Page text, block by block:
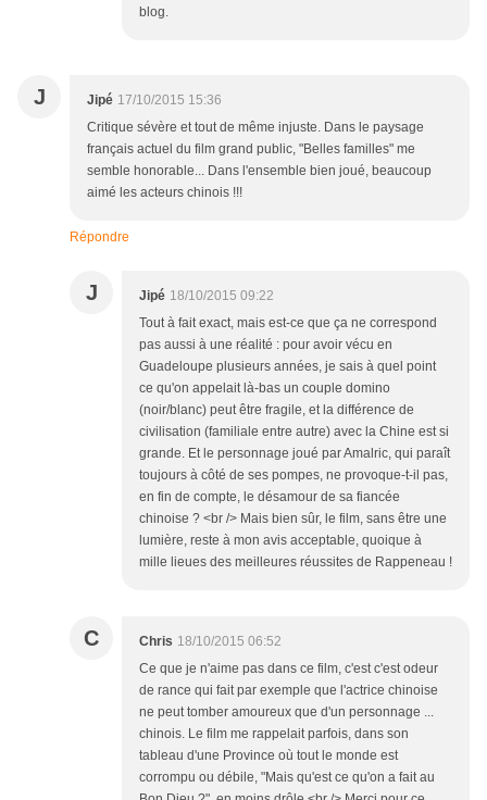
blog.
J Jipé 17/10/2015 15:36
Critique sévère et tout de même injuste. Dans le paysage
français actuel du film grand public, "Belles familles" me
semble honorable... Dans l'ensemble bien joué, beaucoup
aimé les acteurs chinois !!!
Répondre
J Jipé 18/10/2015 09:22
Tout à fait exact, mais est-ce que ça ne correspond
pas aussi à une réalité : pour avoir vécu en
Guadeloupe plusieurs années, je sais à quel point
ce qu'on appelait là-bas un couple domino
(noir/blanc) peut être fragile, et la différence de
civilisation (familiale entre autre) avec la Chine est si
grande. Et le personnage joué par Amalric, qui paraît
toujours à côté de ses pompes, ne provoque-t-il pas,
en fin de compte, le désamour de sa fiancée
chinoise ? <br /> Mais bien sûr, le film, sans être une
lumière, reste à mon avis acceptable, quoique à
mille lieues des meilleures réussites de Rappeneau !
C Chris 18/10/2015 06:52
Ce que je n'aime pas dans ce film, c'est c'est odeur
de rance qui fait par exemple que l'actrice chinoise
ne peut tomber amoureux que d'un personnage ...
chinois. Le film me rappelait parfois, dans son
tableau d'une Province où tout le monde est
corrompu ou débile, "Mais qu'est ce qu'on a fait au